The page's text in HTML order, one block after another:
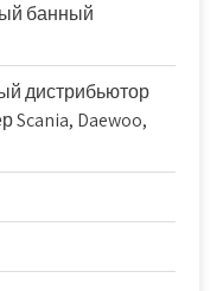
банный
дистрибьютор
Scania, Daewoo,